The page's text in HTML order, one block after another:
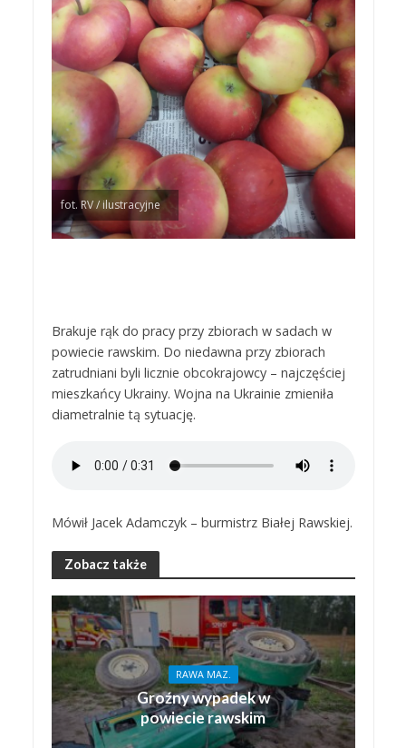
fot. RV / ilustracyjne
Brakuje rąk do pracy przy zbiorach w sadach w
powiecie rawskim. Do niedawna przy zbiorach
zatrudniani byli licznie obcokrajowcy – najczęściej
mieszkańcy Ukrainy. Wojna na Ukrainie zmieniła
diametralnie tą sytuację.
Mówił Jacek Adamczyk – burmistrz Białej Rawskiej.
Zobacz także
RAWA MAZ.
Groźny wypadek w
powiecie rawskim